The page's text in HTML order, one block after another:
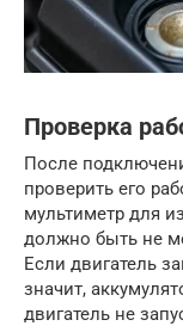
Проверка
После
проверить его
мультиметр для
должно быть не
Если двигатель
значит,
двигатель не